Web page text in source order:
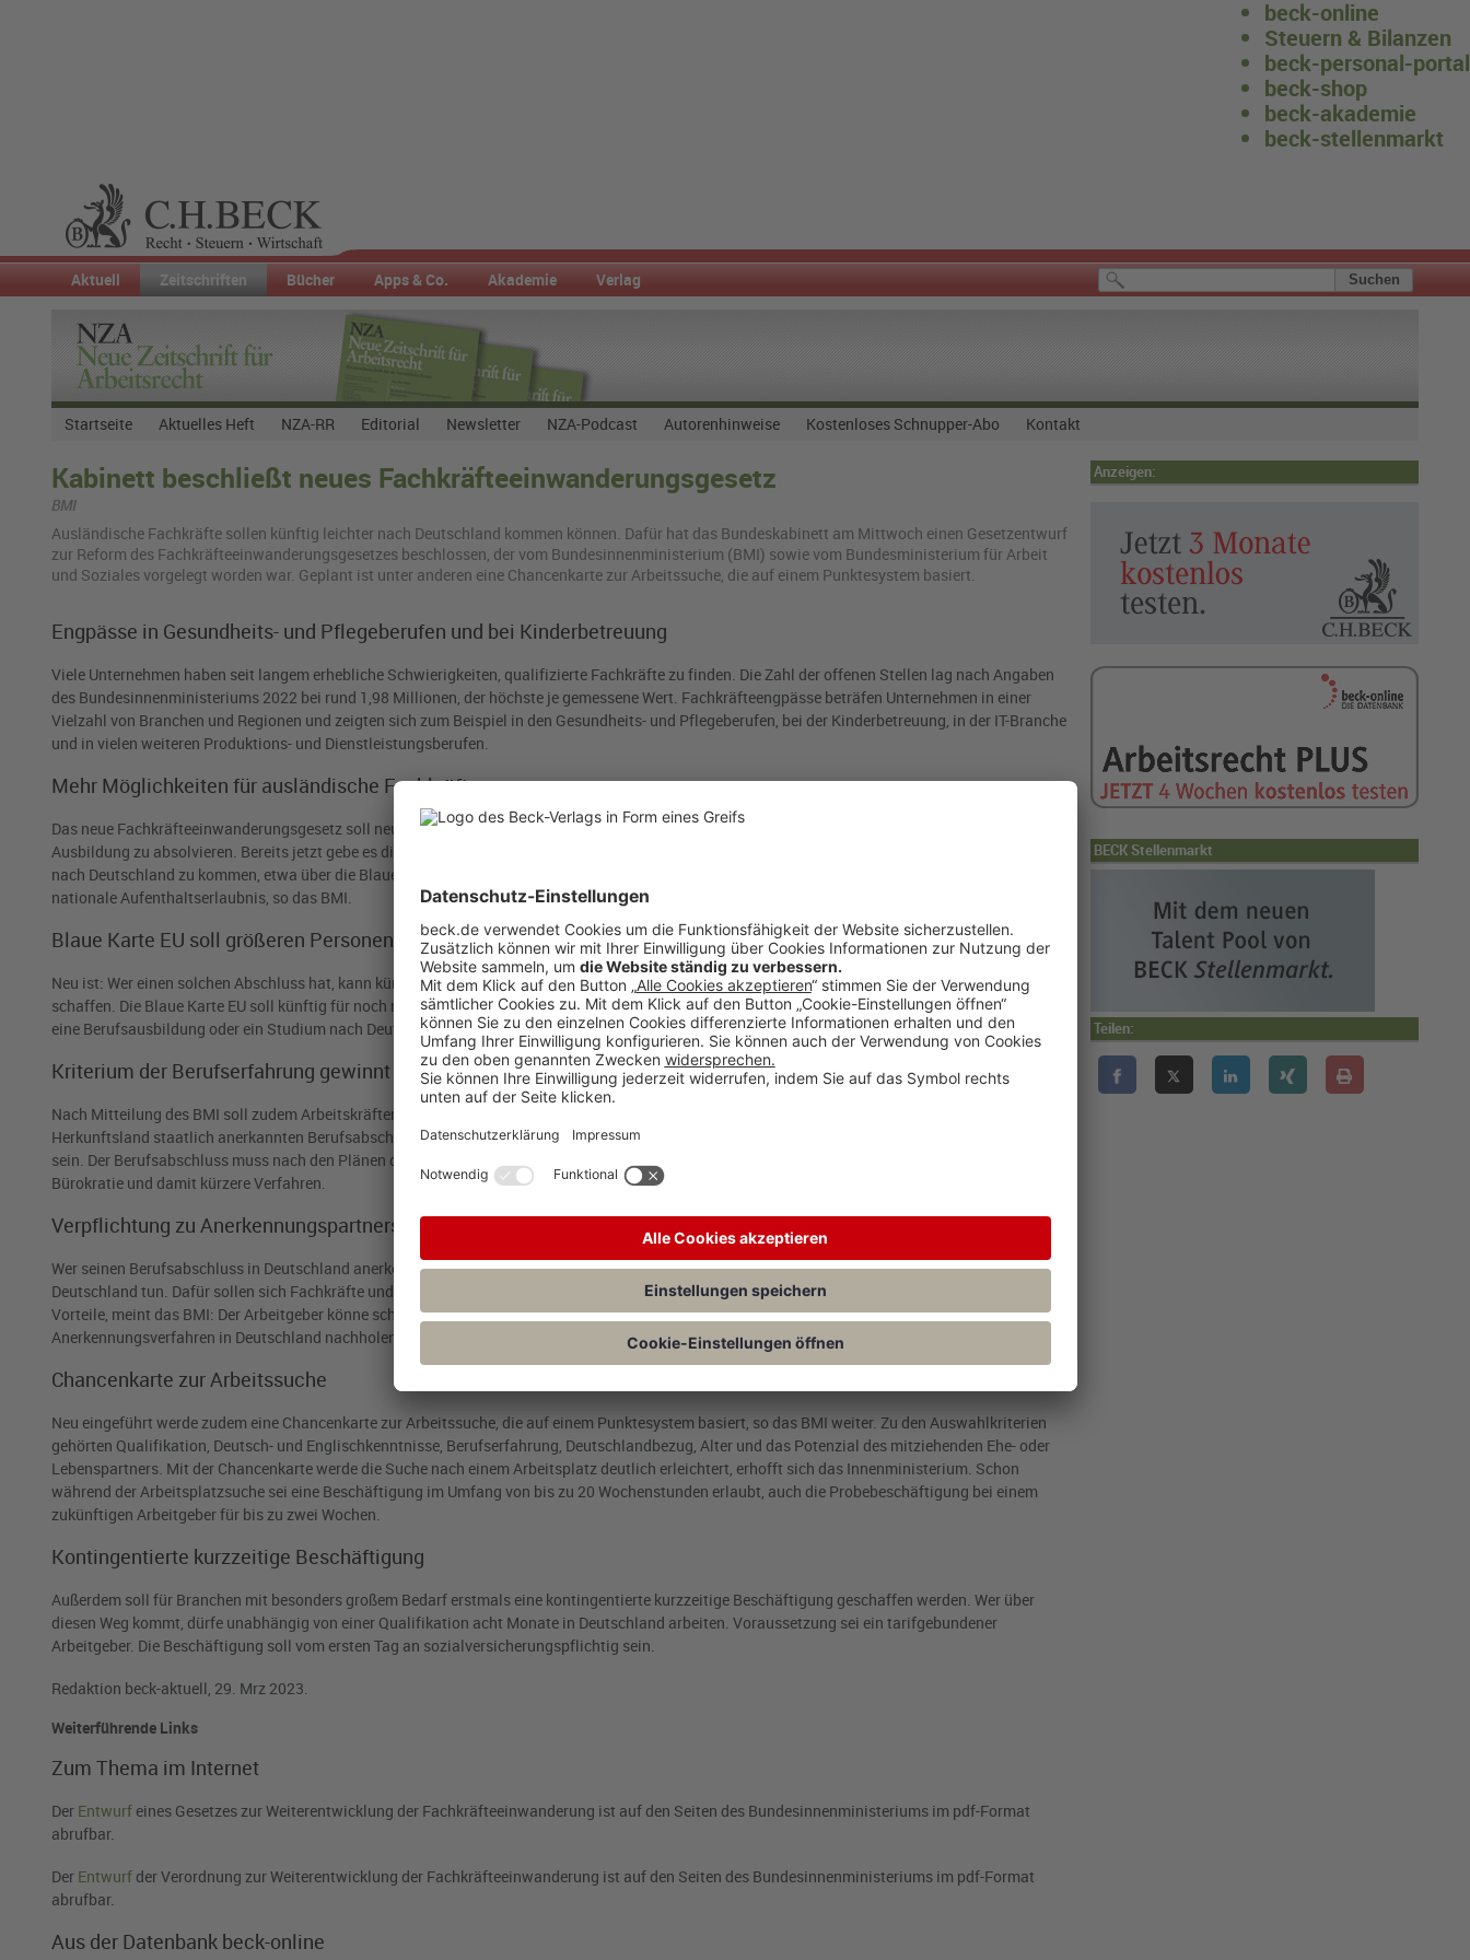
beck-online
Steuern & Bilanzen
beck-personal-portal
beck-shop
beck-akademie
beck-stellenmarkt
Aktuell Zeitschriften Bücher Apps & Co. Akademie Verlag
Startseite Aktuelles Heft NZA-RR Editorial Newsletter NZA-Podcast Autorenhinweise Kostenloses Schnupper-Abo Kontakt
Kabinett beschließt neues Fachkräfteeinwanderungsgesetz
BMI
Aus­län­di­sche Fach­kräf­te sol­len künf­tig leich­ter nach Deutsch­land kom­men kön­nen. Dafür hat das Bun­des­ka­bi­nett am Mitt­woch einen Ge­setz­ent­wurf
zur Re­form des Fach­kräf­te­ein­wan­de­rungs­ge­set­zes be­schlos­sen, der vom Bun­des­in­nen­mi­nis­te­ri­um (BMI) sowie vom Bun­des­mi­nis­te­ri­um für Ar­beit
und So­zia­les vor­ge­legt wor­den war. Ge­plant ist unter an­de­ren eine Chan­cen­kar­te zur Ar­beits­su­che, die auf einem Punk­te­sys­tem ba­siert.
Engpässe in Gesundheits- und Pflegeberufen und bei Kinderbetreuung
Viele Unternehmen haben seit langem erhebliche Schwierigkeiten, qualifizierte Fachkräfte zu finden. Die Zahl der offenen Stellen lag nach Angaben
des Bundesinnenministeriums 2022 bei rund 1,98 Millionen, der höchste je gemessene Wert. Fachkräfteengpässe beträfen Unternehmen in einer
Vielzahl von Branchen und Regionen und zeigten sich zum Beispiel in den Gesundheits- und Pflegeberufen, bei der Kinderbetreuung, in der IT-Branche
und in vielen weiteren Produktions- und Dienstleistungsberufen.
Mehr Möglichkeiten für ausländische Fachkräfte
Das neue Fachkräfteeinwanderungsgesetz soll neue Möglichkeiten schaffen, nach Deutschland einzureisen, um hier erwerbstätig zu sein oder eine
Ausbildung zu absolvieren. Bereits jetzt gebe es die Möglichkeit, mit einem in Deutschland erworbenen oder anerkannten Abschluss als Fachkraft
nach Deutschland zu kommen, etwa über die Blaue Karte EU für Hochschulabsolventinnen und Hochschulabsolventen aus Drittstaaten oder über die
nationale Aufenthaltserlaubnis, so das BMI.
Blaue Karte EU soll größeren Personenkreis erreichen
Neu ist: Wer einen solchen Abschluss hat, kann künftig jede qualifizierte Beschäftigung ausüben. Damit will die Bundesregierung mehr Flexibilität
schaffen. Die Blaue Karte EU soll künftig für noch mehr Fachkräfte mit Hochschulabschluss erreichbar sein. Zudem soll es noch attraktiver werden, für
eine Berufsausbildung oder ein Studium nach Deutschland zu kommen und hier zu bleiben.
Kriterium der Berufserfahrung gewinnt an Bedeutung
Nach Mitteilung des BMI soll zudem Arbeitskräften die Einwanderung ermöglicht werden, die mindestens zwei Jahre Berufserfahrung und einen im
Herkunftsland staatlich anerkannten Berufsabschluss haben. Jedoch sei eine Gehaltsschwelle einzuhalten oder der Arbeitgeber müsse tarifgebunden
sein. Der Berufsabschluss muss nach den Plänen des Bundeskabinetts künftig nicht mehr in Deutschland anerkannt sein – das bedeute weniger
Bürokratie und damit kürzere Verfahren.
Verpflichtung zu Anerkennungspartnerschaft
Wer seinen Berufsabschluss in Deutschland anerkennen lassen will, kann das nach dem Gesetzentwurf künftig auch erst nach der Einreise nach
Deutschland tun. Dafür sollen sich Fachkräfte und Arbeitgeber zu einer Anerkennungspartnerschaft verpflichten müssen. Dies biete beiden Seiten
Vorteile, meint das BMI: Der Arbeitgeber könne schneller eine qualifizierte Fachkraft beschäftigen und die Arbeitnehmer könnten das
Anerkennungsverfahren in Deutschland nachholen und nebenher schon qualifiziert arbeiten.
Chancenkarte zur Arbeitssuche
Neu eingeführt werde zudem eine Chancenkarte zur Arbeitssuche, die auf einem Punktesystem basiert, so das BMI weiter. Zu den Auswahlkriterien
gehörten Qualifikation, Deutsch- und Englischkenntnisse, Berufserfahrung, Deutschlandbezug, Alter und das Potenzial des mitziehenden Ehe- oder
Lebenspartners. Mit der Chancenkarte werde die Suche nach einem Arbeitsplatz deutlich erleichtert, erhofft sich das Innenministerium. Schon
während der Arbeitsplatzsuche sei eine Beschäftigung im Umfang von bis zu 20 Wochenstunden erlaubt, auch die Probebeschäftigung bei einem
zukünftigen Arbeitgeber für bis zu zwei Wochen.
Kontingentierte kurzzeitige Beschäftigung
Außerdem soll für Branchen mit besonders großem Bedarf erstmals eine kontingentierte kurzzeitige Beschäftigung geschaffen werden. Wer über
diesen Weg kommt, dürfe unabhängig von einer Qualifikation acht Monate in Deutschland arbeiten. Voraussetzung sei ein tarifgebundener
Arbeitgeber. Die Beschäftigung soll vom ersten Tag an sozialversicherungspflichtig sein.
Redaktion beck-aktuell, 29. Mrz 2023.
Weiterführende Links
Zum Thema im Internet
Der Entwurf eines Gesetzes zur Weiterentwicklung der Fachkräfteeinwanderung ist auf den Seiten des Bundesinnenministeriums im pdf-Format
abrufbar.
Der Entwurf der Verordnung zur Weiterentwicklung der Fachkräfteeinwanderung ist auf den Seiten des Bundesinnenministeriums im pdf-Format
abrufbar.
Aus der Datenbank beck-online
Anzeigen:
BECK Stellenmarkt
Teilen: